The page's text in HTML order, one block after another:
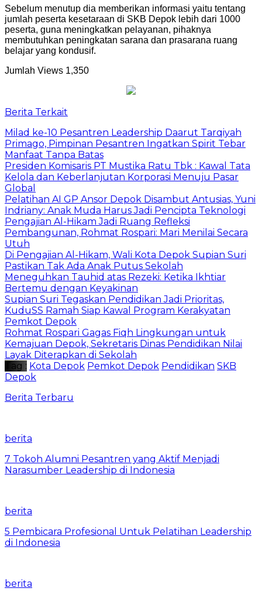
Sebelum menutup dia memberikan informasi yaitu tentang
jumlah peserta kesetaraan di SKB Depok lebih dari 1000
peserta, guna meningkatkan pelayanan, pihaknya
membutuhkan peningkatan sarana dan prasarana ruang
belajar yang kondusif.
Jumlah Views 1,350
Berita Terkait
Milad ke-10 Pesantren Leadership Daarut Tarqiyah
Primago, Pimpinan Pesantren Ingatkan Spirit Tebar
Manfaat Tanpa Batas
Presiden Komisaris PT Mustika Ratu Tbk : Kawal Tata
Kelola dan Keberlanjutan Korporasi Menuju Pasar
Global
Pelatihan AI GP Ansor Depok Disambut Antusias, Yuni
Indriany: Anak Muda Harus Jadi Pencipta Teknologi
Pengajian Al-Hikam Jadi Ruang Refleksi
Pembangunan, Rohmat Rospari: Mari Menilai Secara
Utuh
Di Pengajian Al-Hikam, Wali Kota Depok Supian Suri
Pastikan Tak Ada Anak Putus Sekolah
Meneguhkan Tauhid atas Rezeki: Ketika Ikhtiar
Bertemu dengan Keyakinan
Supian Suri Tegaskan Pendidikan Jadi Prioritas,
KuduSS Ramah Siap Kawal Program Kerakyatan
Pemkot Depok
Rohmat Rospari Gagas Fiqh Lingkungan untuk
Kemajuan Depok, Sekretaris Dinas Pendidikan Nilai
Layak Diterapkan di Sekolah
Tag : Kota Depok Pemkot Depok Pendidikan SKB
Depok
Berita Terbaru
berita
7 Tokoh Alumni Pesantren yang Aktif Menjadi
Narasumber Leadership di Indonesia
berita
5 Pembicara Profesional Untuk Pelatihan Leadership
di Indonesia
berita